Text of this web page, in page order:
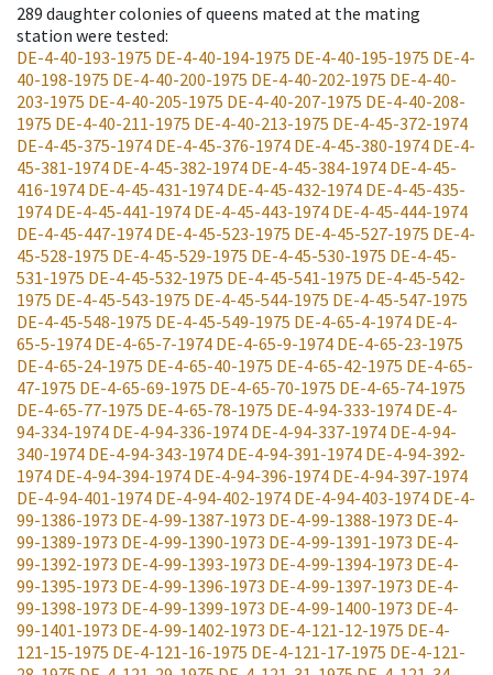
289 daughter colonies of queens mated at the mating
station were tested:
DE-4-40-193-1975 DE-4-40-194-1975 DE-4-40-195-1975 DE-4-
40-198-1975 DE-4-40-200-1975 DE-4-40-202-1975 DE-4-40-
203-1975 DE-4-40-205-1975 DE-4-40-207-1975 DE-4-40-208-
1975 DE-4-40-211-1975 DE-4-40-213-1975 DE-4-45-372-1974
DE-4-45-375-1974 DE-4-45-376-1974 DE-4-45-380-1974 DE-4-
45-381-1974 DE-4-45-382-1974 DE-4-45-384-1974 DE-4-45-
416-1974 DE-4-45-431-1974 DE-4-45-432-1974 DE-4-45-435-
1974 DE-4-45-441-1974 DE-4-45-443-1974 DE-4-45-444-1974
DE-4-45-447-1974 DE-4-45-523-1975 DE-4-45-527-1975 DE-4-
45-528-1975 DE-4-45-529-1975 DE-4-45-530-1975 DE-4-45-
531-1975 DE-4-45-532-1975 DE-4-45-541-1975 DE-4-45-542-
1975 DE-4-45-543-1975 DE-4-45-544-1975 DE-4-45-547-1975
DE-4-45-548-1975 DE-4-45-549-1975 DE-4-65-4-1974 DE-4-
65-5-1974 DE-4-65-7-1974 DE-4-65-9-1974 DE-4-65-23-1975
DE-4-65-24-1975 DE-4-65-40-1975 DE-4-65-42-1975 DE-4-65-
47-1975 DE-4-65-69-1975 DE-4-65-70-1975 DE-4-65-74-1975
DE-4-65-77-1975 DE-4-65-78-1975 DE-4-94-333-1974 DE-4-
94-334-1974 DE-4-94-336-1974 DE-4-94-337-1974 DE-4-94-
340-1974 DE-4-94-343-1974 DE-4-94-391-1974 DE-4-94-392-
1974 DE-4-94-394-1974 DE-4-94-396-1974 DE-4-94-397-1974
DE-4-94-401-1974 DE-4-94-402-1974 DE-4-94-403-1974 DE-4-
99-1386-1973 DE-4-99-1387-1973 DE-4-99-1388-1973 DE-4-
99-1389-1973 DE-4-99-1390-1973 DE-4-99-1391-1973 DE-4-
99-1392-1973 DE-4-99-1393-1973 DE-4-99-1394-1973 DE-4-
99-1395-1973 DE-4-99-1396-1973 DE-4-99-1397-1973 DE-4-
99-1398-1973 DE-4-99-1399-1973 DE-4-99-1400-1973 DE-4-
99-1401-1973 DE-4-99-1402-1973 DE-4-121-12-1975 DE-4-
121-15-1975 DE-4-121-16-1975 DE-4-121-17-1975 DE-4-121-